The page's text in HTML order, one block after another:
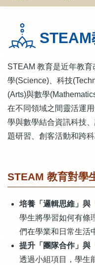
航
連
結
STEAM
STEAM 教育是近年教
學(Science)、科技
(Arts)與數學
在不同領域之間靈活運
學與數學結合資訊科技
題研習、創客活動和跨
STEAM 教育對學
培養「邏輯思維」與
學生將學習如何有條
們在學業和日常生活
提升「團隊合作」與
透過小組項目，學生